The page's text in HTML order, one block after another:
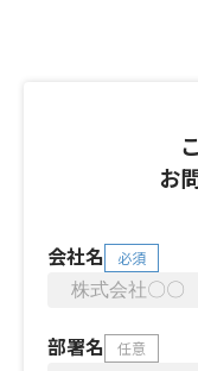
お
会社名 必須
部署名 任意